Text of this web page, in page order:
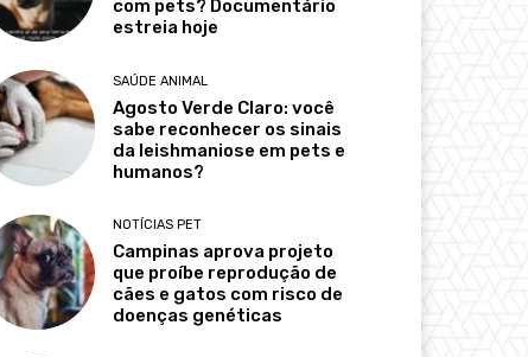
com pets? Documentário
estreia hoje
SAÚDE ANIMAL
Agosto Verde Claro: você
sabe reconhecer os sinais
da leishmaniose em pets e
humanos?
NOTÍCIAS PET
Campinas aprova projeto
que proíbe reprodução de
cães e gatos com risco de
doenças genéticas